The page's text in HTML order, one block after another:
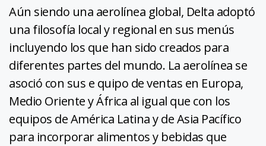
Aún siendo una aerolínea global, Delta adoptó
una filosofía local y regional en sus menús
incluyendo los que han sido creados para
diferentes partes del mundo. La aerolínea se
asoció con sus e quipo de ventas en Europa,
Medio Oriente y África al igual que con los
equipos de América Latina y de Asia Pacífico
para incorporar alimentos y bebidas que